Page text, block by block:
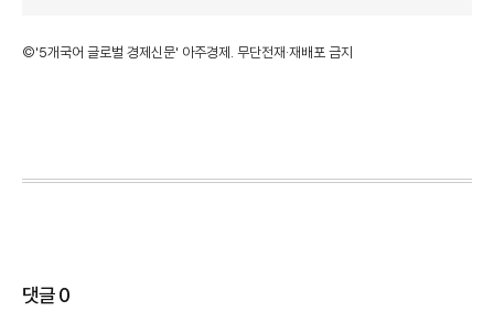
©'5개국어 글로벌 경제신문' 아주경제. 무단전재·재배포 금지
댓글0